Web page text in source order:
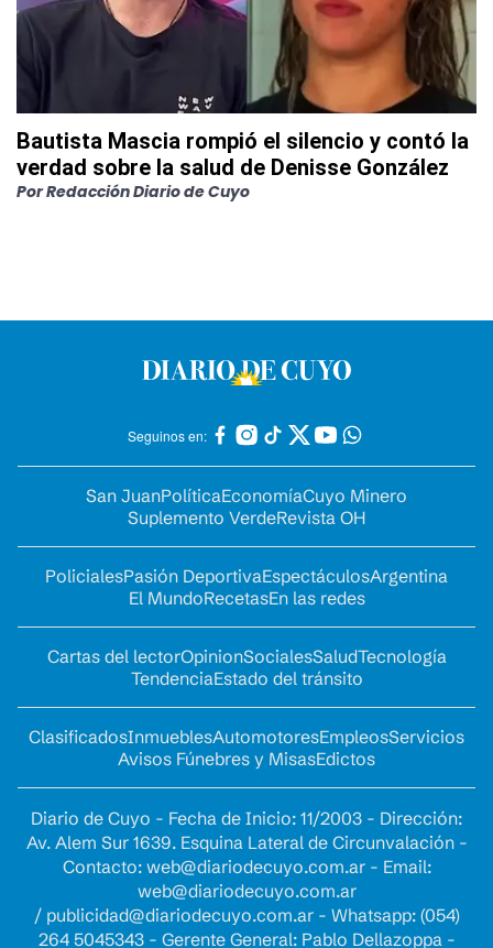
Bautista Mascia rompió el silencio y contó la
verdad sobre la salud de Denisse González
PorRedacción Diario de Cuyo
Seguinos en:
San JuanPolíticaEconomíaCuyo Minero
Suplemento VerdeRevista OH
PolicialesPasión DeportivaEspectáculosArgentina
El MundoRecetasEn las redes
Cartas del lectorOpinionSocialesSaludTecnología
TendenciaEstado del tránsito
ClasificadosInmueblesAutomotoresEmpleosServicios
Avisos Fúnebres y MisasEdictos
Diario de Cuyo - Fecha de Inicio: 11/2003 - Dirección:
Av. Alem Sur 1639. Esquina Lateral de Circunvalación -
Contacto: web@diariodecuyo.com.ar- Email:
web@diariodecuyo.com.ar
/ publicidad@diariodecuyo.com.ar- Whatsapp: (054)
264 5045343 - Gerente General: Pablo Dellazoppa -